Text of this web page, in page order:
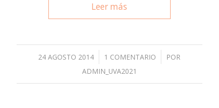
Leer más
24 AGOSTO 2014
/ 1 COMENTARIO
/
POR
ADMIN_UVA2021